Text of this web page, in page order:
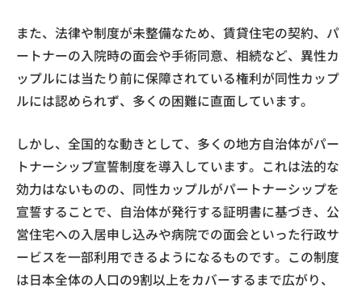
また、法律や制度が未整備なため、賃貸住宅の契約、パ
ートナーの入院時の面会や手術同意、相続など、異性カ
ップルには当たり前に保障されている権利が同性カップ
ルには認められず、多くの困難に直面しています。
しかし、全国的な動きとして、多くの地方自治体がパー
トナーシップ宣誓制度を導入しています。これは法的な
効力はないものの、同性カップルがパートナーシップを
宣誓することで、自治体が発行する証明書に基づき、公
営住宅への入居申し込みや病院での面会といった行政サ
ービスを一部利用できるようになるものです。この制度
は日本全体の人口の9割以上をカバーするまで広がり、